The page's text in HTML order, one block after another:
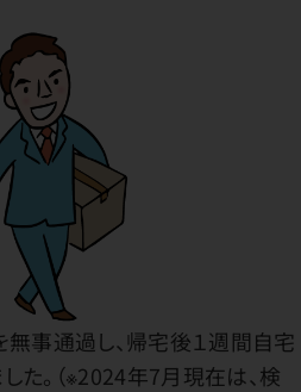
無事通過し、帰宅後１週間自宅
た。（※2024年7月現在は、検